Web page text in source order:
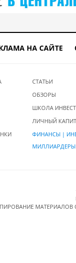
НА САЙТЕ
СТАТЬИ
ОБЗОРЫ
ШКОЛА
ЛИЧНЫЙ
ФИНАНСЫ |
МИЛЛИАРДЕРЫ
МАТЕРИАЛОВ